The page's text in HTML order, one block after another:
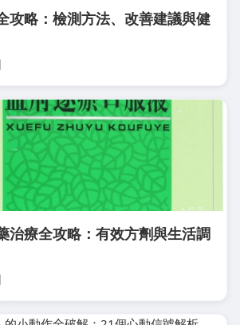
攻略：檢測方法、改善建議與健
治療全攻略：有效方劑與生活調